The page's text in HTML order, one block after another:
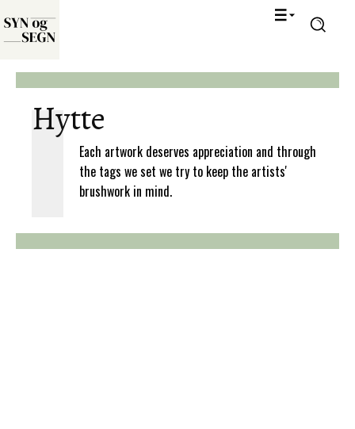
Hytte
Each artwork deserves appreciation and through
the tags we set we try to keep the artists'
brushwork in mind.